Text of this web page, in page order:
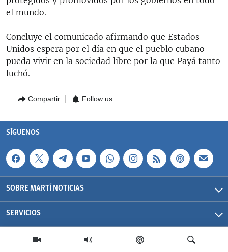
el mundo.
Concluye el comunicado afirmando que Estados
Unidos espera por el día en que el pueblo cubano
pueda vivir en la sociedad libre por la que Payá tanto
luchó.
Compartir Follow us
SÍGUENOS
SOBRE MARTÍ NOTICIAS
SERVICIOS
Martí Noticias| 2026 | OCB | Todos los derechos reservados.